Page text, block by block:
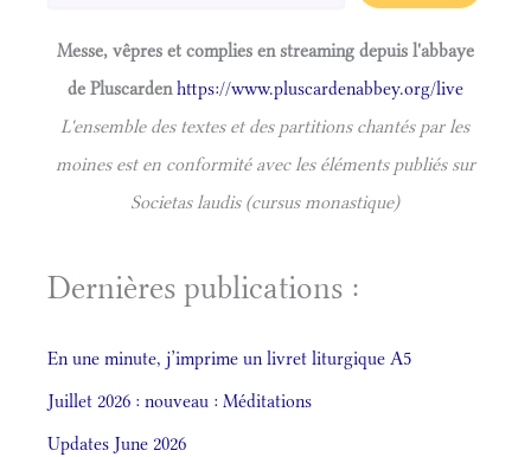
Messe, vêpres et complies en streaming depuis l'abbaye
de Pluscardenhttps://www.pluscardenabbey.org/live
L'ensemble des textes et des partitions chantés par les
moines est en conformité avec les éléments publiés sur
Societas laudis (cursus monastique)
Dernières publications :
En une minute, j’imprime un livret liturgique A5
Juillet 2026 : nouveau : Méditations
Updates June 2026